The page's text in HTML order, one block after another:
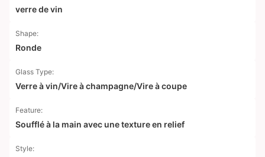
verre de vin
Shape:
Ronde
Glass Type:
Verre à vin/Vire à champagne/Vire à coupe
Feature:
Soufflé à la main avec une texture en relief
Style: